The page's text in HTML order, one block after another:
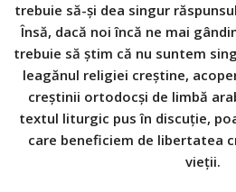
trebuie să-și dea singur
Însă, dacă noi încă ne mai
trebuie să știm că nu suntem
leagănul religiei creștine,
creștinii ortodocși de limbă
textul liturgic pus în discuție,
care beneficiem de libertatea
vieții.